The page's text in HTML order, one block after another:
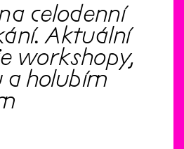
celodenní
Aktuální
workshopy,
a holubím